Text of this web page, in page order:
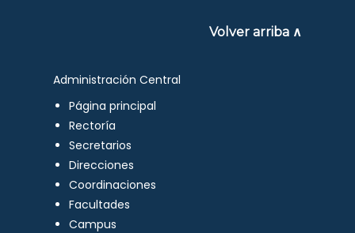
Volver arriba ∧
Administración Central
Página principal
Rectoría
Secretarios
Direcciones
Coordinaciones
Facultades
Campus